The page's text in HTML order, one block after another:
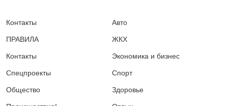
Контакты
ПРАВИЛА
Контакты
Спецпроекты
Общество
Авто
ЖКХ
Экономика и бизнес
Спорт
Здоровье